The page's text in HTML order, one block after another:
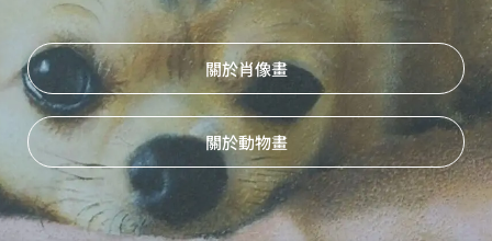
關於肖像畫
關於動物畫